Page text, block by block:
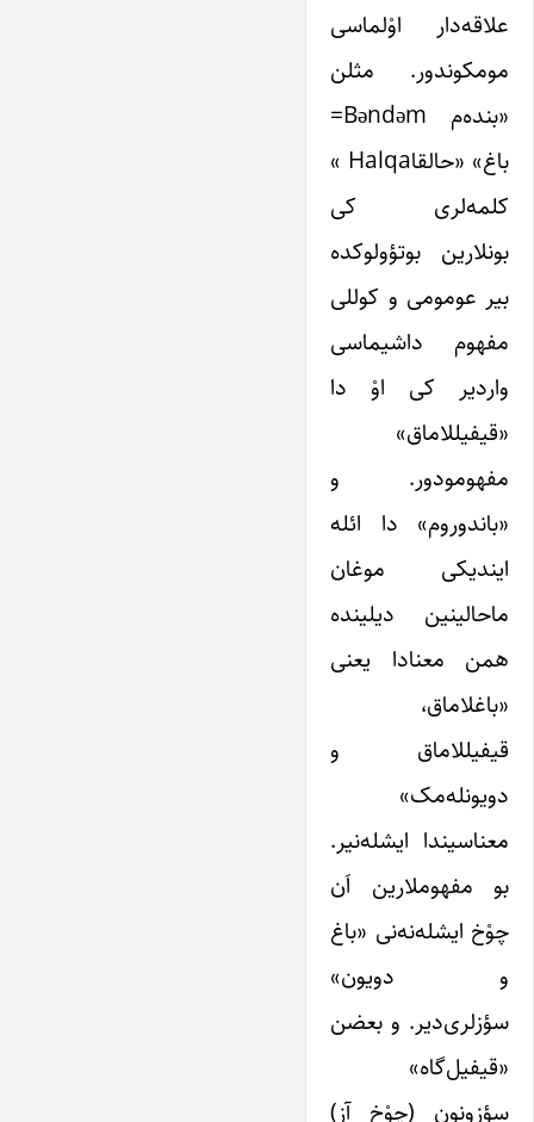
علاقه‌دار اوْلماسی
مومکوندور. مثلن
«بنده‌م Bәndәm=
باغ» «حالقاHalqa »
کلمه‌لری کی
بونلارین بوتؤولوکده
بیر عومومی و کوللی
مفهوم داشیماسی
واردیر کی اوْ دا
«قیفیللاماق»
مفهومودور. و
«باندوروم» دا ائله
ایندیکی موغان
ماحالینین دیلینده
همن معنادا یعنی
«باغلاماق،
قیفیللاماق و
دویونله‌مک»
معناسیندا ایشله‌نیر.
بو مفهوملارین اَن
چوْخ ایشله‌نه‌نی «باغ
و دویون»
سؤزلری‌دیر. و بعضن
«قیفیل‌گاه»
سؤزونون (چوْخ آز)